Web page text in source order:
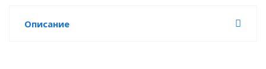
Описание